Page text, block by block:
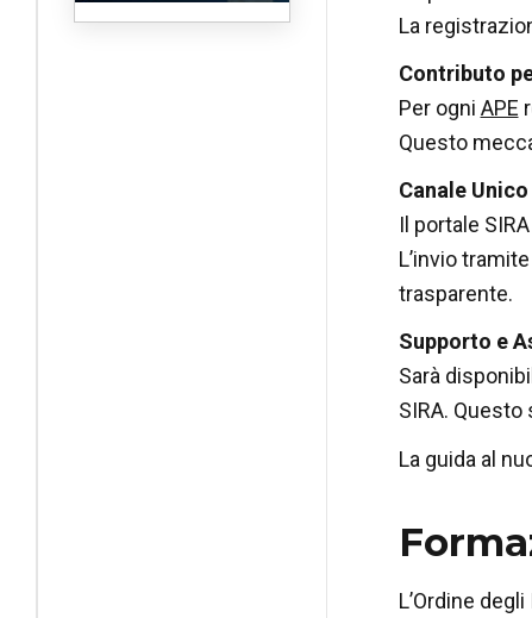
La
Contributo
Per ogni APE
Questo
Canale
Il portale
L’invio
trasparente.
Supporto e
Sarà
SIRA.
La guida al
L’Ordine